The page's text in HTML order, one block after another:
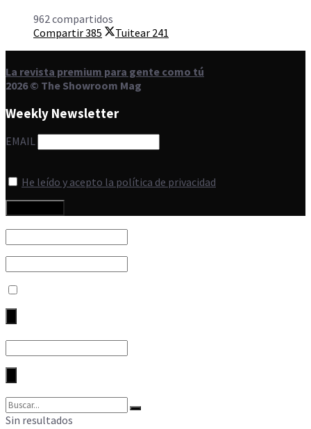
962 compartidos
Compartir385 Tuitear 241
La revista premium para gente como tú
2026 © The Showroom Mag
Weekly Newsletter
EMAIL
He leído y acepto la política de privacidad
Sin resultados